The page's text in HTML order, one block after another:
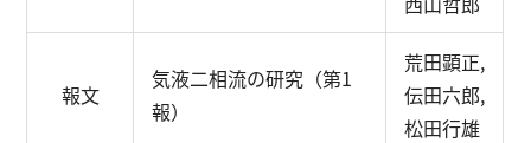
報文
気液二相流の研究（第1
報）
荒田顕正,
伝田六郎,
松田行雄